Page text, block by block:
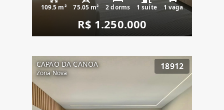
109.5 m² 75.05 m² 2 dorms 1 suíte 1 vaga
R$ 1.250.000
CAPAO DA CANOA
Zona Nova
18912